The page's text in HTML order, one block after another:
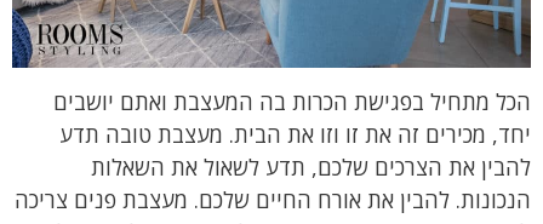
הכל מתחיל בפגישת הכרות בה המעצבת ואתם יושבים
יחד, מכירים זה את זו וזו את הבית. מעצבת טובה תדע
להבין את הצרכים שלכם, תדע לשאול את השאלות
הנכונות. להבין את אורח החיים שלכם. מעצבת פנים צריכה